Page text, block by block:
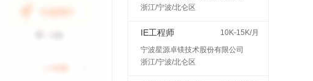
浙江/宁波/北仑区
IE工程师
10K-15K/月
宁波星源卓镁技术股份有限公司
浙江/宁波/北仑区